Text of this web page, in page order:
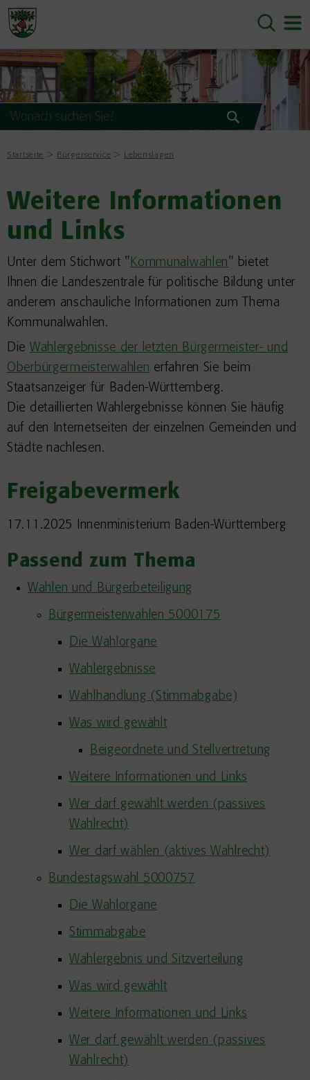
Startseite Bürgerservice Lebenslagen
Weitere Informationen
und Links
Unter dem Stichwort " Kommunalwahlen " bietet
Ihnen die Landeszentrale für politische Bildung unter
anderem anschauliche Informationen zum Thema
Kommunalwahlen.
Die Wahlergebnisse der letzten Bürgermeister- und
Oberbürgermeisterwahlen erfahren Sie beim
Staatsanzeiger für Baden-Württemberg.
Die detaillierten Wahlergebnisse können Sie häufig
auf den Internetseiten der einzelnen Gemeinden und
Städte nachlesen.
Freigabevermerk
17.11.2025 Innenministerium Baden-Württemberg
Passend zum Thema
Wahlen und Bürgerbeteiligung
Bürgermeisterwahlen 5000175
Die Wahlorgane
Wahlergebnisse
Wahlhandlung (Stimmabgabe)
Was wird gewählt
Beigeordnete und Stellvertretung
Weitere Informationen und Links
Wer darf gewählt werden (passives
Wahlrecht)
Wer darf wählen (aktives Wahlrecht)
Bundestagswahl 5000757
Die Wahlorgane
Stimmabgabe
Wahlergebnis und Sitzverteilung
Was wird gewählt
Weitere Informationen und Links
Wer darf gewählt werden (passives
Wahlrecht)